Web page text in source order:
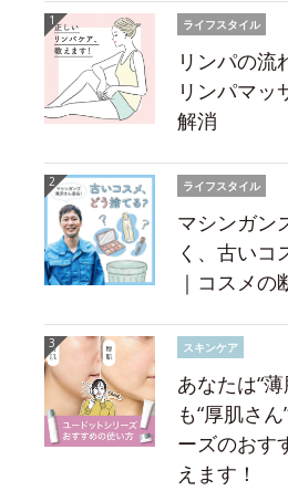
ライフスタイル
リンパの流
リンパマッ
解消
ライフスタイル
マシンガン
く、古いコ
｜コスメ
スキンケア
あなたは“
も“厚肌さ
ーズのおす
えます！